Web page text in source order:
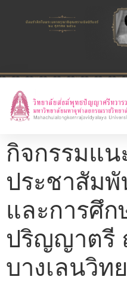
กิจกรรมแน
ประชาสัม
และการศึ
ปริญญาตรี
บางเลนวิท